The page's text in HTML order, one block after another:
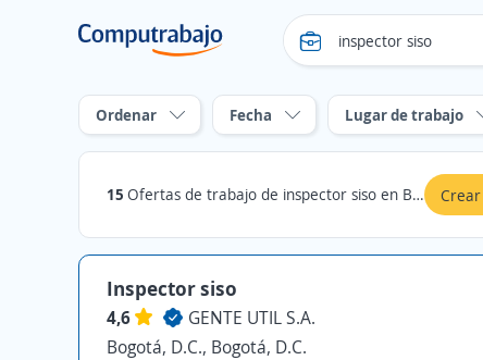
Ordenar Fecha Lugar de trabajo
15 Ofertas de trabajo de inspector siso en Bogotá, D.C.
Inspector siso
4,6
GENTE UTIL S.A.
Bogotá, D.C., Bogotá, D.C.